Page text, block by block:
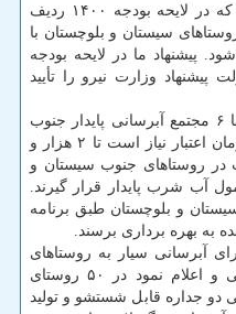
وی تصریح کرد: به دنبال آن هستیم که در لایحه بودجه ۱۴۰۰ ردیف
سیستان و بلوچستان با
پیشنهاد ما در لایحه بودجه
و دولت پیشنهاد وزارت نیرو را تأیید
وی خاطرنشان کرد: برای تکمیل تنها ۶ مجتمع آبرسانی پایدار جنوب
سیستان و بلوچستان ۹۲۰ میلیارد تومان اعتبار نیاز است تا ۲ هزار و
نفر جمعیت در روستاهای جنوب سیستان و
مشمول آب شرب پایدار قرار گیرند.
سیستان و بلوچستان طبق برنامه
آبرسانی سیار به روستاهای
جنوب سیستان و بلوچستان رونمایی و اعلام نمود در ۵۰ روستای
۵ متر مکعبی دو جداره قابل شستشو و تولید